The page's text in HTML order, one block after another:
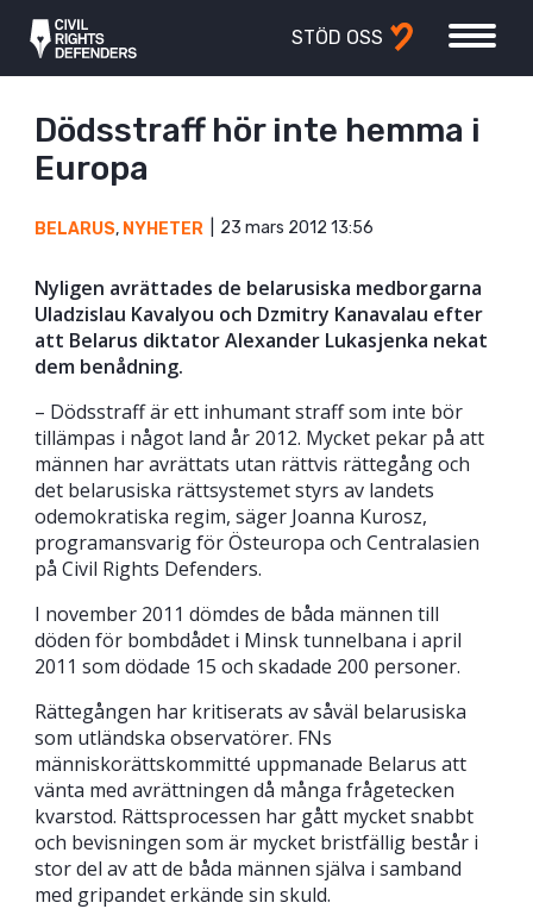
STÖD OSS
Dödsstraff hör inte hemma i
Europa
BELARUS, NYHETER 23 mars 2012 13:56
Nyligen avrättades de belarusiska medborgarna
Uladzislau Kavalyou och Dzmitry Kanavalau efter
att Belarus diktator Alexander Lukasjenka nekat
dem benådning.
– Dödsstraff är ett inhumant straff som inte bör
tillämpas i något land år 2012. Mycket pekar på att
männen har avrättats utan rättvis rättegång och
det belarusiska rättsystemet styrs av landets
odemokratiska regim, säger Joanna Kurosz,
programansvarig för Östeuropa och Centralasien
på Civil Rights Defenders.
I november 2011 dömdes de båda männen till
döden för bombdådet i Minsk tunnelbana i april
2011 som dödade 15 och skadade 200 personer.
Rättegången har kritiserats av såväl belarusiska
som utländska observatörer. FNs
människorättskommitté uppmanade Belarus att
vänta med avrättningen då många frågetecken
kvarstod. Rättsprocessen har gått mycket snabbt
och bevisningen som är mycket bristfällig består i
stor del av att de båda männen själva i samband
med gripandet erkände sin skuld.